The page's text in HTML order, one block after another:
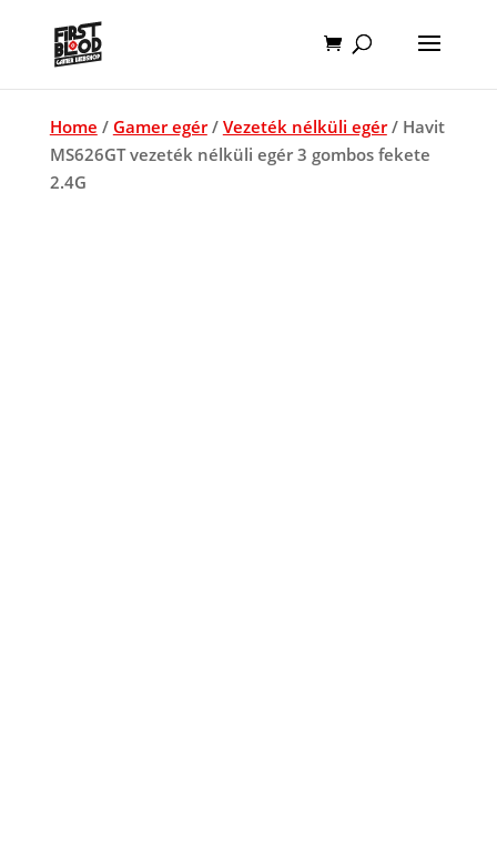
Home / Gamer egér/ Vezeték nélküli egér/ Havit
MS626GT vezeték nélküli egér 3 gombos fekete
2.4G